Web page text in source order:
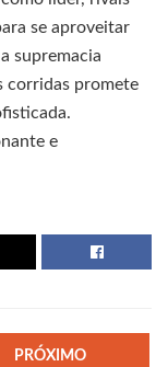
se aproveitar
supremacia
corridas promete
e
PRÓXIMO